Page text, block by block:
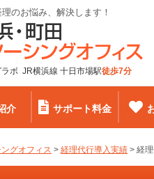
のお悩み、解決します！
ボ JR横浜線 十日市場駅徒歩7分
介 サポート料金
グオフィス > 経理代行導入実績 > 経